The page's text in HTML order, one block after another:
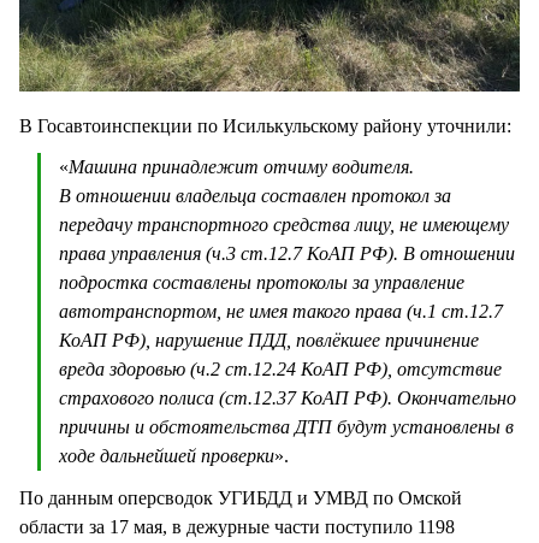
В Госавтоинспекции по Исилькульскому району уточнили:
«Машина принадлежит отчиму водителя.
В отношении владельца составлен протокол за
передачу транспортного средства лицу, не имеющему
права управления (ч.3 ст.12.7 КоАП РФ). В отношении
подростка составлены протоколы за управление
автотранспортом, не имея такого права (ч.1 ст.12.7
КоАП РФ), нарушение ПДД, повлёкшее причинение
вреда здоровью (ч.2 ст.12.24 КоАП РФ), отсутствие
страхового полиса (ст.12.37 КоАП РФ). Окончательно
причины и обстоятельства ДТП будут установлены в
ходе дальнейшей проверки».
По данным оперсводок УГИБДД и УМВД по Омской
области за 17 мая, в дежурные части поступило 1198